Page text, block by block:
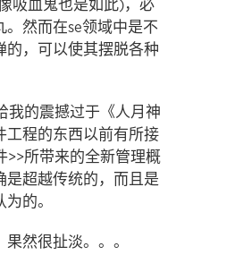
吸血鬼也是如此)，必
。然而在se领域中是不
的，可以使其摆脱各种
我的震撼过于《人月神
工程的东西以前有所接
>>所带来的全新管理概
是超越传统的，而且是
的。
然很扯淡。。。